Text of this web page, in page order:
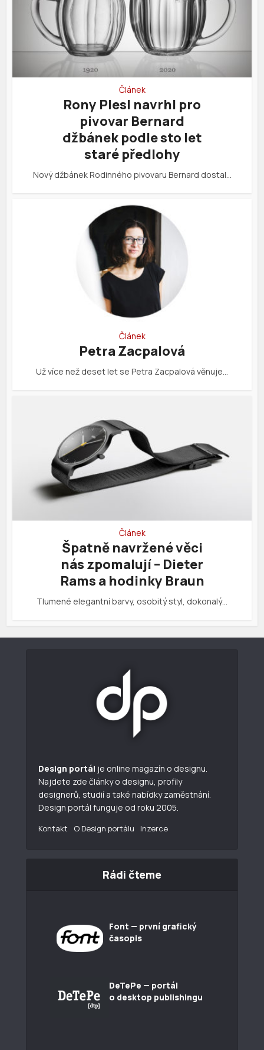
Článek
Rony Plesl navrhl pro
pivovar Bernard
džbánek podle sto let
staré předlohy
Nový džbánek Rodinného pivovaru Bernard dostal…
Článek
Petra Zacpalová
Už více než deset let se Petra Zacpalová věnuje…
Článek
Špatně navržené věci
nás zpomalují – Dieter
Rams a hodinky Braun
Tlumené elegantní barvy, osobitý styl, dokonalý…
Design portál je online magazín o designu.
Najdete zde články o designu, profily
designerů, studií a také nabídky zaměstnání.
Design portál funguje od roku 2005.
Kontakt O Design portálu Inzerce
Rádi čteme
Font — první grafický
časopis
DeTePe — portál
o desktop publishingu